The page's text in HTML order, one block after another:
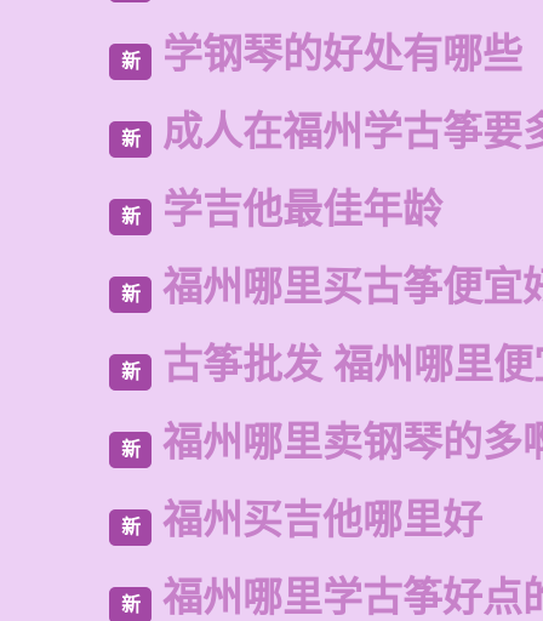
新 学钢琴的好处有哪些
新 成人在福州学古筝要
新 学吉他最佳年龄
新 福州哪里买古筝便宜
新 古筝批发 福州哪里
新 福州哪里卖钢琴的多
新 福州买吉他哪里好
新 福州哪里学古筝好点